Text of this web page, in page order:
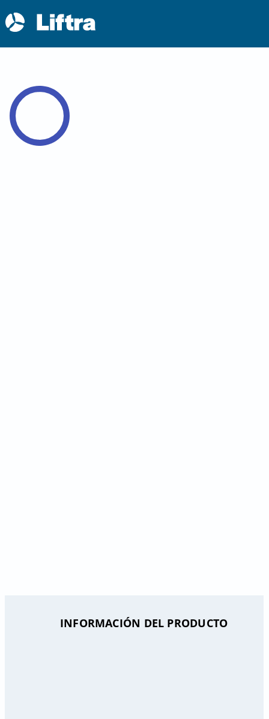
INFORMACIÓN DEL PRODUCTO